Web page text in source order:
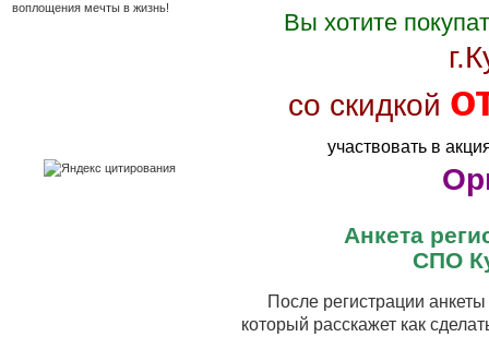
воплощения мечты в жизнь!
Вы хотите
со скидкой
участвовать в
Анкета
СПО
После регистрации
который расскажет как